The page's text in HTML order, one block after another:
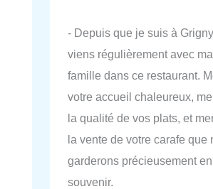
- Depuis que je suis à
viens régulièrement avec
famille dans ce restaurant.
votre accueil chaleureux,
la qualité de vos plats, et
la vente de votre carafe que
garderons précieusement en
souvenir.